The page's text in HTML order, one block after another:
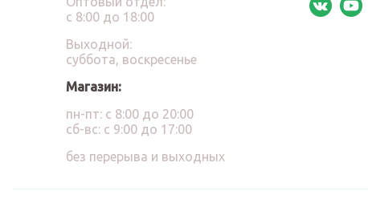
с 8:00 до 18:00
Выходной:
суббота, воскресенье
Магазин:
пн-пт: с 8:00 до 20:00
сб-вс: с 9:00 до 17:00
без перерыва и выходных